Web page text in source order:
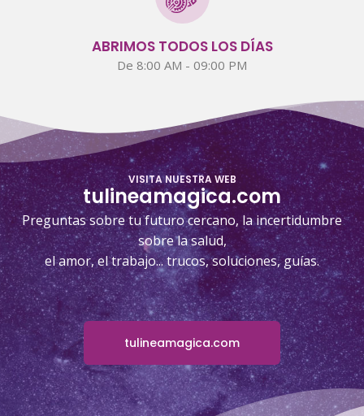
ABRIMOS TODOS LOS DÍAS
De 8:00 AM - 09:00 PM
VISITA NUESTRA WEB
tulineamagica.com
Preguntas sobre tu futuro cercano, la incertidumbre
sobre la salud,
el amor, el trabajo... trucos, soluciones, guías.
tulineamagica.com